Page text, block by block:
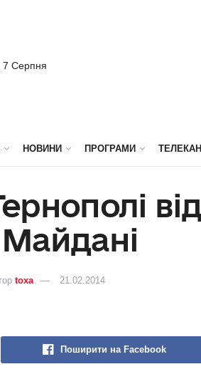
7 Серпня
НОВИНИ ПРОГРАМИ
toxa 21.02.2014
Поширити на Facebook